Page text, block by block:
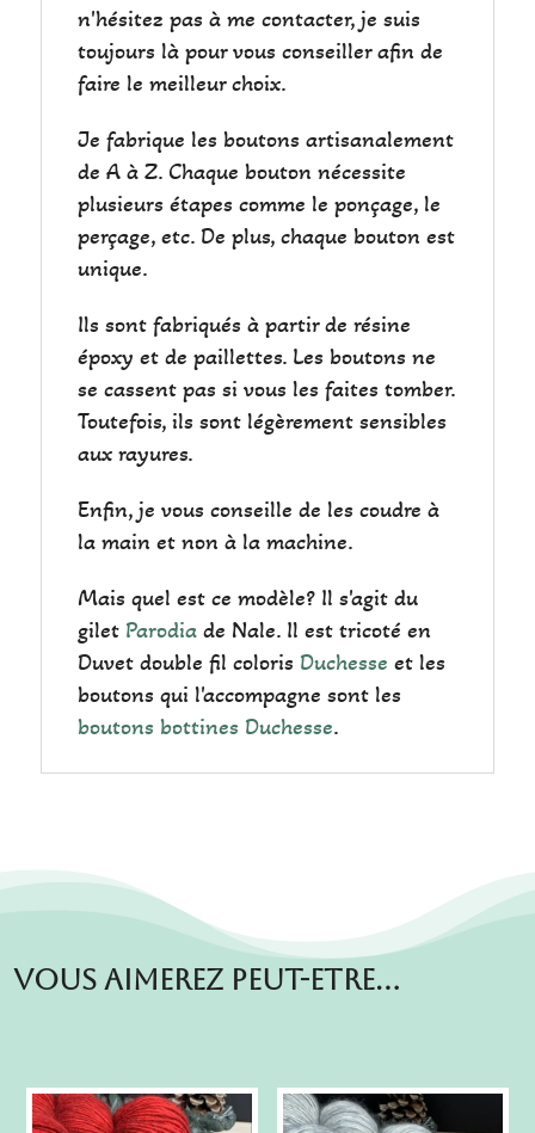
n'hésitez pas à me contacter, je suis
toujours là pour vous conseiller afin de
faire le meilleur choix.
Je fabrique les boutons artisanalement
de A à Z. Chaque bouton nécessite
plusieurs étapes comme le ponçage, le
perçage, etc. De plus, chaque bouton est
unique.
Ils sont fabriqués à partir de résine
époxy et de paillettes. Les boutons ne
se cassent pas si vous les faites tomber.
Toutefois, ils sont légèrement sensibles
aux rayures.
Enfin, je vous conseille de les coudre à
la main et non à la machine.
Mais quel est ce modèle? Il s'agit du
gilet Parodiade Nale. Il est tricoté en
Duvet double fil coloris Duchesse et les
boutons qui l'accompagne sont les
boutons bottines Duchesse.
Vous aimerez peut-etre…